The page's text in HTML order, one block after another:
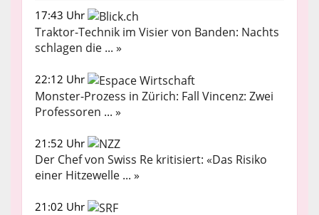
17:43 Uhr
Traktor-Technik im Visier von Banden: Nachts
schlagen die ... »
22:12 Uhr
Monster-Prozess in Zürich: Fall Vincenz: Zwei
Professoren ... »
21:52 Uhr
Der Chef von Swiss Re kritisiert: «Das Risiko
einer Hitzewelle ... »
21:02 Uhr